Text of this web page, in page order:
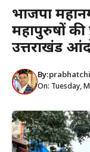
भाजपा
महापुरुषों की
उत्तराखंड
By:
On: Tuesday,